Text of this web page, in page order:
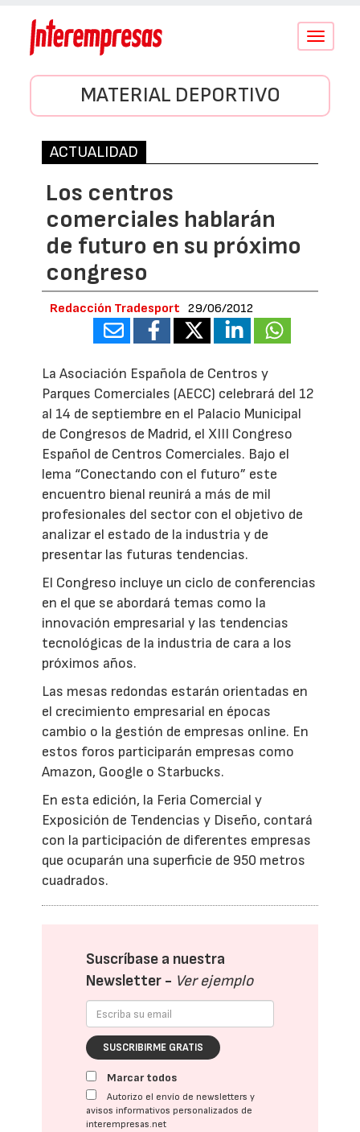
Conmutar
MATERIAL DEPORTIVO
ACTUALIDAD
Los centros
comerciales hablarán
de futuro en su próximo
congreso
Redacción Tradesport 29/06/2012
La Asociación Española de Centros y
Parques Comerciales (AECC) celebrará del 12
al 14 de septiembre en el Palacio Municipal
de Congresos de Madrid, el XIII Congreso
Español de Centros Comerciales. Bajo el
lema “Conectando con el futuro” este
encuentro bienal reunirá a más de mil
profesionales del sector con el objetivo de
analizar el estado de la industria y de
presentar las futuras tendencias.
El Congreso incluye un ciclo de conferencias
en el que se abordará temas como la
innovación empresarial y las tendencias
tecnológicas de la industria de cara a los
próximos años.
Las mesas redondas estarán orientadas en
el crecimiento empresarial en épocas
cambio o la gestión de empresas online. En
estos foros participarán empresas como
Amazon, Google o Starbucks.
En esta edición, la Feria Comercial y
Exposición de Tendencias y Diseño, contará
con la participación de diferentes empresas
que ocuparán una superficie de 950 metros
cuadrados.
Suscríbase a nuestra
Newsletter - Ver ejemplo
SUSCRIBIRME GRATIS
Marcar todos
Autorizo el envío de newsletters y
avisos informativos personalizados de
interempresas.net